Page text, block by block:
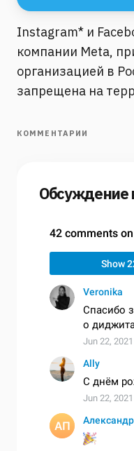
Instagram* и
компании Meta,
организацией в
запрещена на
КОММЕНТАРИИ
Обсуждение